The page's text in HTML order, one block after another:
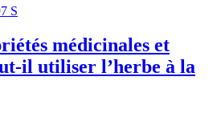
médicinales et
il utiliser l’herbe à la